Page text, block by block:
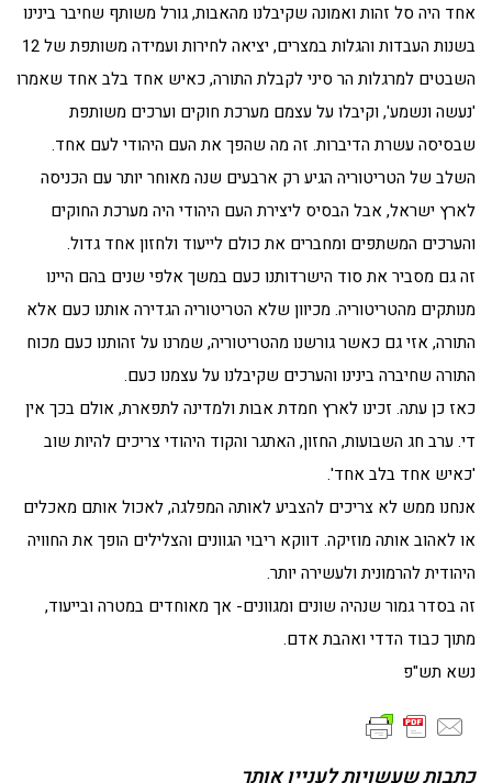
אחד היה סל זהות ואמונה שקיבלנו מהאבות, גורל משותף שחיבר בינינו
בשנות העבדות והגלות במצרים, יציאה לחירות ועמידה משותפת של 12
השבטים למרגלות הר סיני לקבלת התורה, כאיש אחד בלב אחד שאמרו
'נעשה ונשמע', וקיבלו על עצמם מערכת חוקים וערכים משותפת
שבסיסה עשרת הדיברות. זה מה שהפך את העם היהודי לעם אחד.
השלב של הטריטוריה הגיע רק ארבעים שנה מאוחר יותר עם הכניסה
לארץ ישראל, אבל הבסיס ליצירת העם היהודי היה מערכת החוקים
והערכים המשתפים ומחברים את כולם לייעוד ולחזון אחד גדול.
זה גם מסביר את סוד הישרדותנו כעם במשך אלפי שנים בהם היינו
מנותקים מהטריטוריה. מכיוון שלא הטריטוריה הגדירה אותנו כעם אלא
התורה, אזי גם כאשר גורשנו מהטריטוריה, שמרנו על זהותנו כעם מכוח
התורה שחיברה בינינו והערכים שקיבלנו על עצמנו כעם.
כאז כן עתה. זכינו לארץ חמדת אבות ולמדינה לתפארת, אולם בכך אין
די. ערב חג השבועות, החזון, האתגר והקוד היהודי צריכים להיות שוב
'כאיש אחד בלב אחד'.
אנחנו ממש לא צריכים להצביע לאותה המפלגה, לאכול אותם מאכלים
או לאהוב אותה מוזיקה. דווקא ריבוי הגוונים והצלילים הופך את החוויה
היהודית להרמונית ולעשירה יותר.
זה בסדר גמור שנהיה שונים ומגוונים- אך מאוחדים במטרה ובייעוד,
מתוך כבוד הדדי ואהבת אדם.
נשא תש"פ